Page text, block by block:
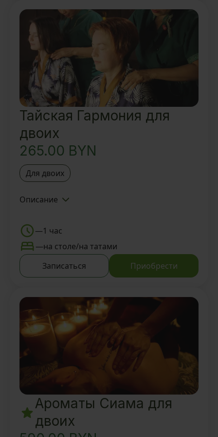
На выбор: традиционный
тайский ритуал 1 час/
традиционный тайский Oil-
ритуал 1 час/ stone-ритуал 1 час
Вкусный ароматный чай и
восточные угощения
Тайская Гармония для
двоих
265.00 BYN
Для двоих
Описание
деревней BAUNTY и Мастером
-Back-ритуал 30 мин
-Foot -ритуал 15 мин
Вкусный ароматный чай и
—1 час
—на столе/на татами
Записаться
Приобрести
Ароматы Сиама для
двоих